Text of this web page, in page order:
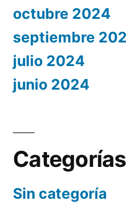
octubre 2024
septiembre
julio 2024
junio 2024
Categorías
Sin categoría